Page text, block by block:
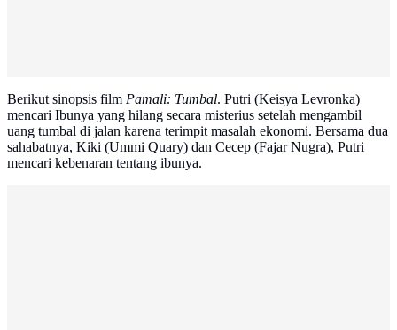
Berikut sinopsis film Pamali: Tumbal. Putri (Keisya Levronka)
mencari Ibunya yang hilang secara misterius setelah mengambil
uang tumbal di jalan karena terimpit masalah ekonomi. Bersama dua
sahabatnya, Kiki (Ummi Quary) dan Cecep (Fajar Nugra), Putri
mencari kebenaran tentang ibunya.